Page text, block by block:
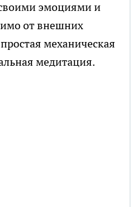
эмоциями и
от внешних
механическая
медитация.